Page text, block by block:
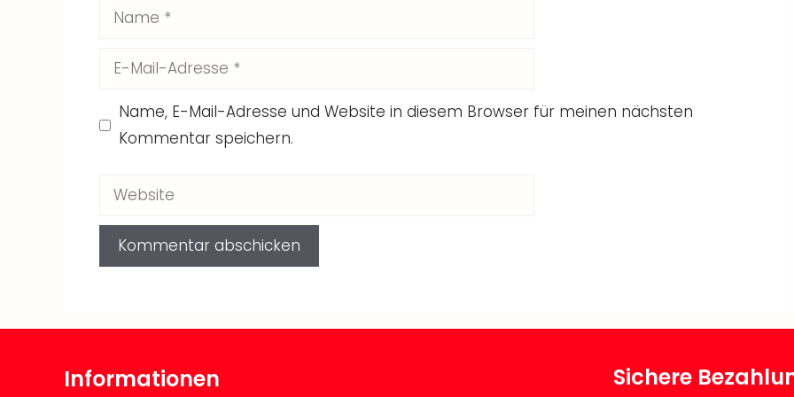
Name
E-
Adresse
Name, E-Mail-Adresse und Website in diesem Browser für meinen nächsten
Kommentar speichern.
Website
Informationen Sichere